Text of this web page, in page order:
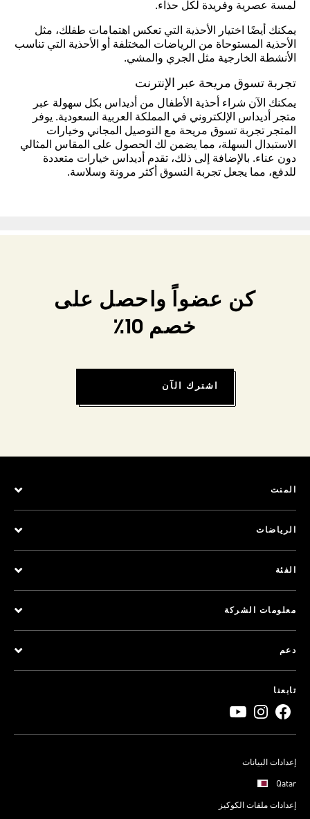
لمسة عصرية وفريدة لكل حذاء.
يمكنك أيضًا اختيار الأحذية التي تعكس اهتمامات طفلك، مثل
الأحذية المستوحاة من الرياضات المختلفة أو الأحذية التي تناسب
الأنشطة الخارجية مثل الجري والمشي.
تجربة تسوق مريحة عبر الإنترنت
يمكنك الآن شراء أحذية الأطفال من أديداس بكل سهولة عبر
متجر أديداس الإلكتروني في المملكة العربية السعودية. يوفر
المتجر تجربة تسوق مريحة مع التوصيل المجاني وخيارات
الاستبدال السهلة، مما يضمن لك الحصول على المقاس المثالي
دون عناء. بالإضافة إلى ذلك، تقدم أديداس خيارات متعددة
للدفع، مما يجعل تجربة التسوق أكثر مرونة وسلاسة.
كن عضواً واحصل على
خصم 10٪
اشترك الآن
المنت
الرياضات
الفئة
معلومات الشركة
دعم
تابعنا
إعدادات البيانات
Qatar
إعدادات ملفات الكوكيز